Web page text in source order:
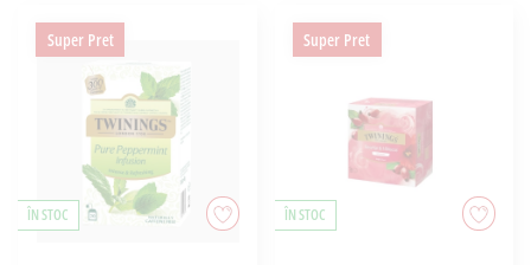
Super Pret
ÎN STOC
Super Pret
ÎN STOC